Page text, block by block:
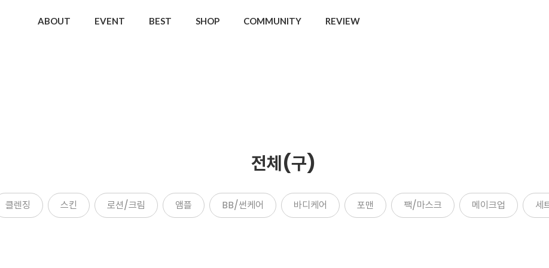
ABOUT EVENT BEST SHOP COMMUNITY REVIEW
전체(구)
클렌징 스킨 로션/크림 앰플 BB/썬케어 바디케어 포맨 팩/마스크 메이크업 세